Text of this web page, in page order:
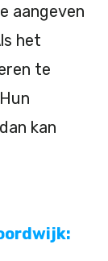
aangeven
het
te
kan